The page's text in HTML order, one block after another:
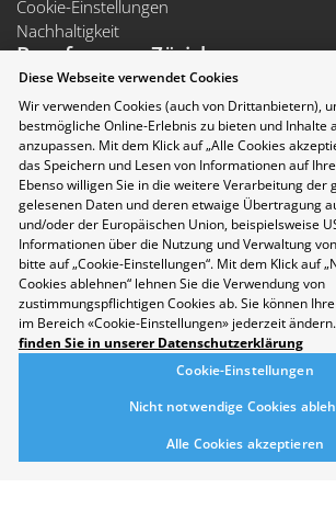
Cookie-Einstellungen
Nachhaltigkeit
Berufsmesse Zürich
Messe
Berufsfelder
Aussteller
Newsletter
Medienmitteilungen
Für Aussteller
Auf- und Abbauzeiten
Die Räumlichkeiten der Messe Zürich sind
Folgen Sie uns auf Social Media
Diese Webseite verwendet Cookies
Wir verwenden Cookies (auch von Drittanbietern),
bestmögliche Online-Erlebnis zu bieten und Inhalte
anzupassen. Mit dem Klick auf „Alle Cookies
das Speichern und Lesen von Informationen auf
Ebenso willigen Sie in die weitere Verarbeitung der
gelesenen Daten und deren etwaige Übertragung
und/oder der Europäischen Union, beispielsweise
Informationen über die Nutzung und Verwaltung
bitte auf „Cookie-Einstellungen“. Mit dem Klick auf
Cookies ablehnen“ lehnen Sie die Verwendung von
zustimmungspflichtigen Cookies ab. Sie können
im Bereich «Cookie-Einstellungen» jederzeit ändern.
finden Sie in unserer Datenschutzerklärung
Cookie-Einstellungen
Nicht notwendige Cookies
Alle Cookies akzeptieren